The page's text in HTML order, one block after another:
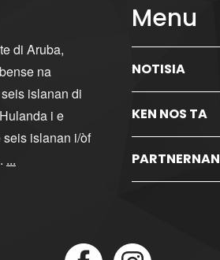
di Aruba,
na
islanan di
i e
islanan i/òf
...
Menu
NOTISIA
KEN NOS TA
PARTNERNAN